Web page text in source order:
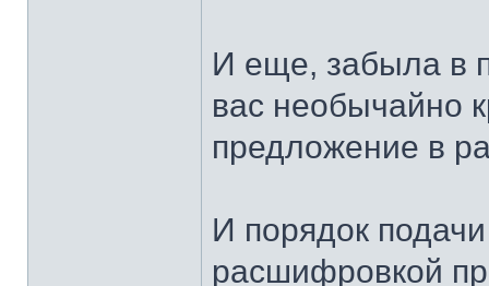
И еще, забыла в
вас необычайно
предложение в
И порядок
расшифровкой